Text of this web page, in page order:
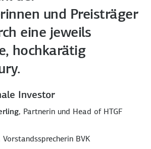
und Preisträger
eine jeweils
hochkarätig
Investor
, Partnerin und Head of HTGF
Vorstandssprecherin BVK